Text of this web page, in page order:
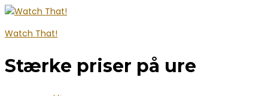
Watch That!
Stærke priser på ure